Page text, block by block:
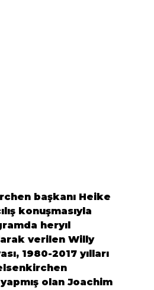
başkanı Heike
konuşmasıyla
heryıl
verilen Willy
1980-2017 yılları
olan Joachim